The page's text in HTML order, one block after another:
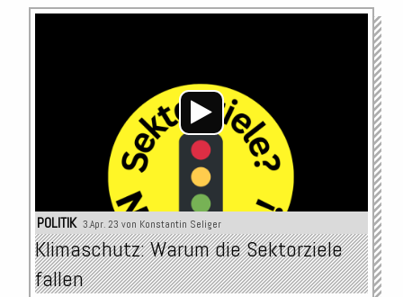
Audio-
Player
POLITIK 3.Apr. 23 von Konstantin Seliger
Klimaschutz: Warum die Sektorziele
fallen